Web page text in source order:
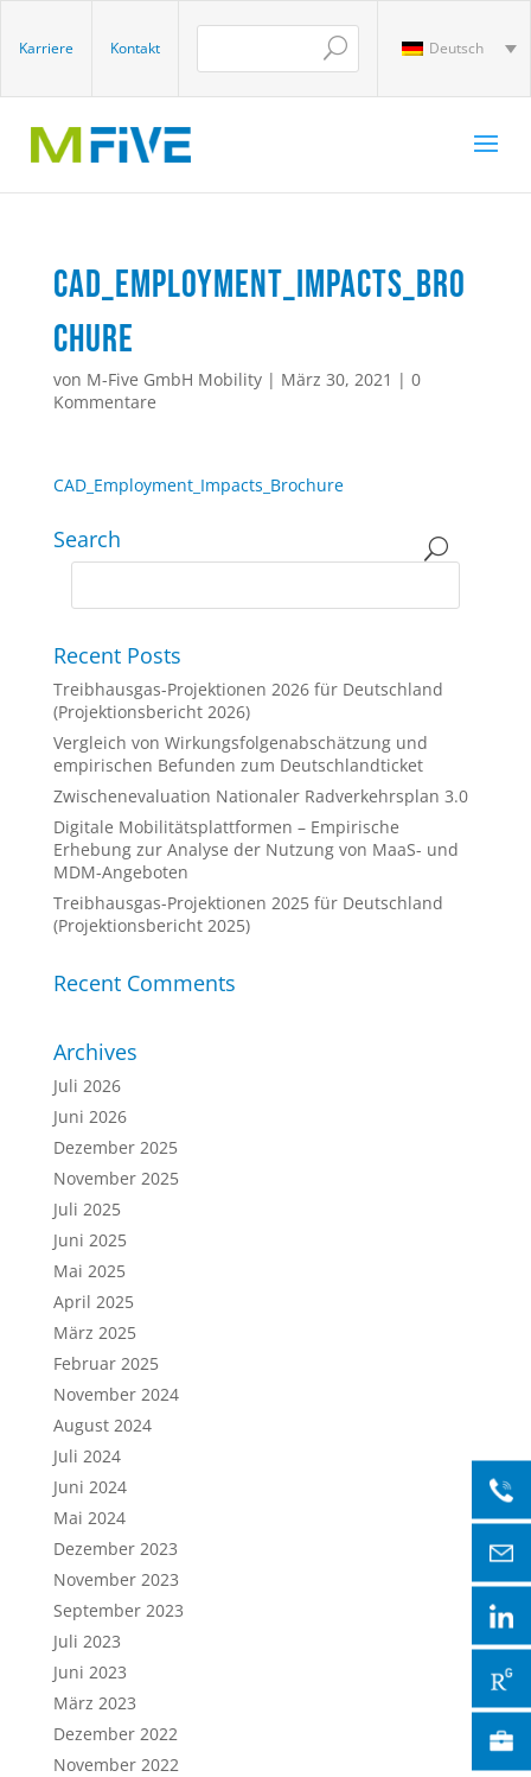
Karriere Kontakt Deutsch
CAD_Employment_Impacts_Bro
chure
von M-Five GmbH Mobility| März 30, 2021 | 0
Kommentare
CAD_Employment_Impacts_Brochure
Search
Recent Posts
Treibhausgas-Projektionen 2026 für Deutschland
(Projektionsbericht 2026)
Vergleich von Wirkungsfolgenabschätzung und
empirischen Befunden zum Deutschlandticket
Zwischenevaluation Nationaler Radverkehrsplan 3.0
Digitale Mobilitätsplattformen – Empirische
Erhebung zur Analyse der Nutzung von MaaS- und
MDM-Angeboten
Treibhausgas-Projektionen 2025 für Deutschland
(Projektionsbericht 2025)
Recent Comments
Archives
Juli 2026
Juni 2026
Dezember 2025
November 2025
Juli 2025
Juni 2025
Mai 2025
April 2025
März 2025
Februar 2025
November 2024
August 2024
Juli 2024
Juni 2024
Mai 2024
Dezember 2023
November 2023
September 2023
Juli 2023
Juni 2023
März 2023
Dezember 2022
November 2022